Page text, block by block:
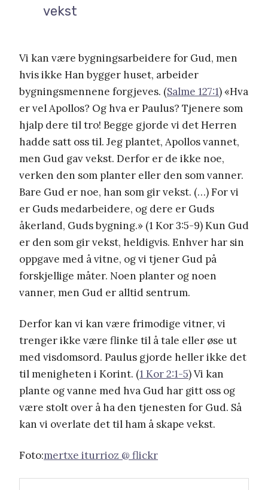
vekst
Vi kan være bygningsarbeidere for Gud, men
hvis ikke Han bygger huset, arbeider
bygningsmennene forgjeves. (Salme 127:1) «Hva
er vel Apollos? Og hva er Paulus? Tjenere som
hjalp dere til tro! Begge gjorde vi det Herren
hadde satt oss til. Jeg plantet, Apollos vannet,
men Gud gav vekst. Derfor er de ikke noe,
verken den som planter eller den som vanner.
Bare Gud er noe, han som gir vekst. (…) For vi
er Guds medarbeidere, og dere er Guds
åkerland, Guds bygning.» (1 Kor 3:5-9) Kun Gud
er den som gir vekst, heldigvis. Enhver har sin
oppgave med å vitne, og vi tjener Gud på
forskjellige måter. Noen planter og noen
vanner, men Gud er alltid sentrum.
Derfor kan vi kan være frimodige vitner, vi
trenger ikke være flinke til å tale eller øse ut
med visdomsord. Paulus gjorde heller ikke det
til menigheten i Korint. (1 Kor 2:1-5) Vi kan
plante og vanne med hva Gud har gitt oss og
være stolt over å ha den tjenesten for Gud. Så
kan vi overlate det til ham å skape vekst.
Foto:mertxe iturrioz @ flickr